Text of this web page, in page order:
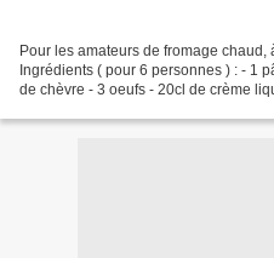
Pour les amateurs de fromage chaud,
Ingrédients ( pour 6 personnes ) : - 1
de chèvre - 3 oeufs - 20cl de crème